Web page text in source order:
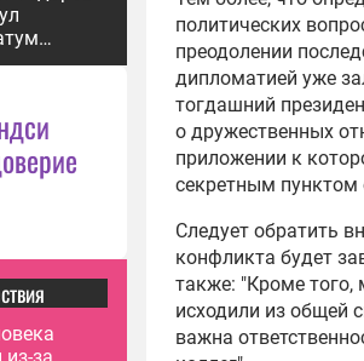
присоединения
Румыния
стремлении
ситуацию в
14:42
Молдавия
первую партию
10:51
Жители
укрепления
опрос
политических
преодолении
дипломатией уже
тогдашний
о дружественных
приложении к
секретным пунктом
Следует обратить
конфликта будет
также: "Кроме
исходили из общей
важна